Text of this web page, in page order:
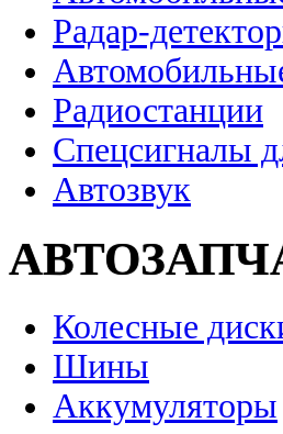
Радар-
Радиостанции
Спецсигналы
Автозвук
Колесные
Шины
Аккумуляторы